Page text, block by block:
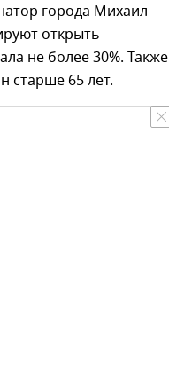
города Михаил
открыть
не более 30%. Также
старше 65 лет.